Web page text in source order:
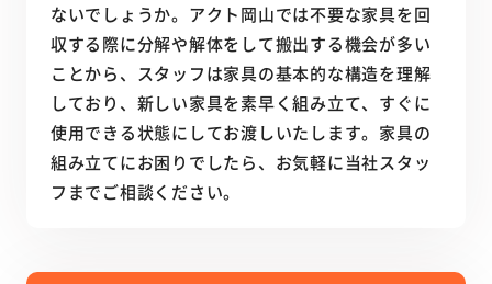
ないでしょうか。アクト岡山では不要な家具を回
収する際に分解や解体をして搬出する機会が多い
ことから、スタッフは家具の基本的な構造を理解
しており、新しい家具を素早く組み立て、すぐに
使用できる状態にしてお渡しいたします。家具の
組み立てにお困りでしたら、お気軽に当社スタッ
フまでご相談ください。